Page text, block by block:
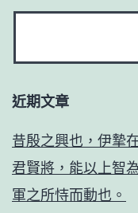
近期文章
昔殷之興也，伊摯
君賢將，能以上智
軍之所恃而動也。